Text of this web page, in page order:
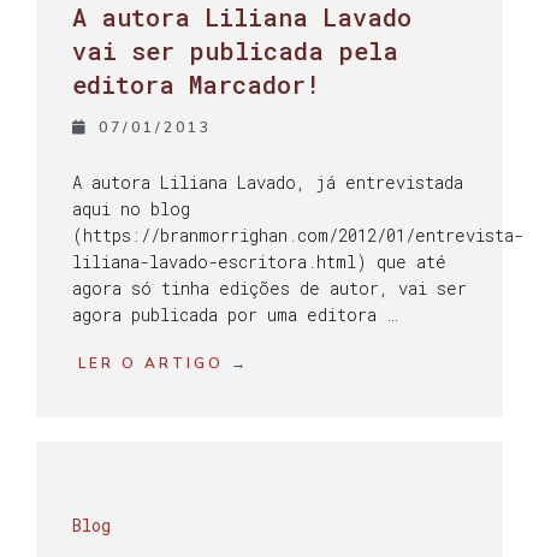
A autora Liliana Lavado
vai ser publicada pela
editora Marcador!
07/01/2013
A autora Liliana Lavado, já entrevistada
aqui no blog
(https://branmorrighan.com/2012/01/entrevista-
liliana-lavado-escritora.html) que até
agora só tinha edições de autor, vai ser
agora publicada por uma editora …
LER O ARTIGO →
Blog